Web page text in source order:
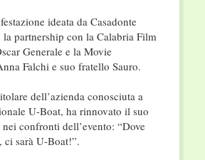
ideata da Casadonte
la partnership con la Calabria Film
Generale e la Movie
Falchi e suo fratello Sauro.
dell’azienda conosciuta a
U-Boat, ha rinnovato il suo
confronti dell’evento: “Dove
ci sarà U-Boat!”.